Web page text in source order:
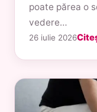
poate părea o
vedere…
26 iulie 2026